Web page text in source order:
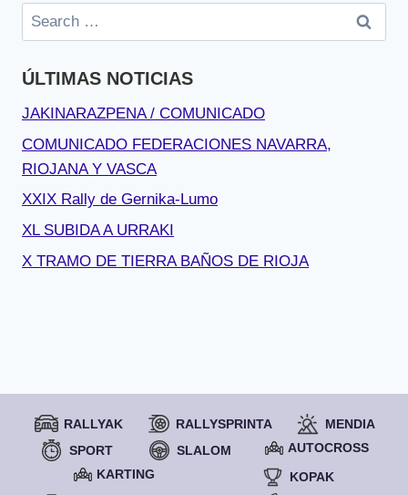
Search
for:
ÚLTIMAS NOTICIAS
JAKINARAZPENA / COMUNICADO
COMUNICADO FEDERACIONES NAVARRA,
RIOJANA Y VASCA
XXIX Rally de Gernika-Lumo
XL SUBIDA A URRAKI
X TRAMO DE TIERRA BAÑOS DE RIOJA
RALLYAK RALLYSPRINTA
MENDIA
SPORT
SLALOM
AUTOCROSS
KARTING
KOPAK